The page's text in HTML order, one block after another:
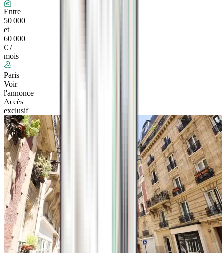
Entre
50 000
et
60 000
€ /
mois
Paris
Voir
l'annonce
Accès
exclusif